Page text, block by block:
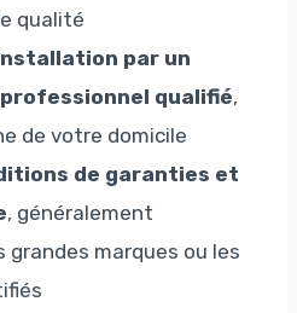
qualité
par un
qualifié,
de votre domicile
de garanties et
, généralement
grandes marques ou les